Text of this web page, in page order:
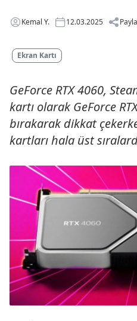
Kemal Y. 12.03.2025
Ekran Kartı
GeForce RTX 4060,
kartı olarak GeForce
bırakarak dikkat
kartları hala üst